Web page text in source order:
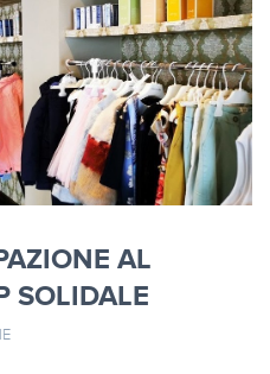
AL
SOLIDALE